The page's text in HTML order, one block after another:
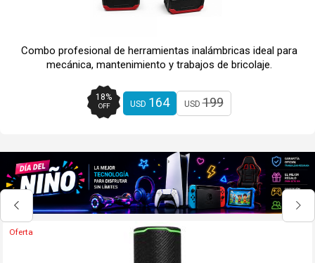
Combo profesional de herramientas inalámbricas ideal para
mecánica, mantenimiento y trabajos de bricolaje.
18%
OFF USD 164 USD199